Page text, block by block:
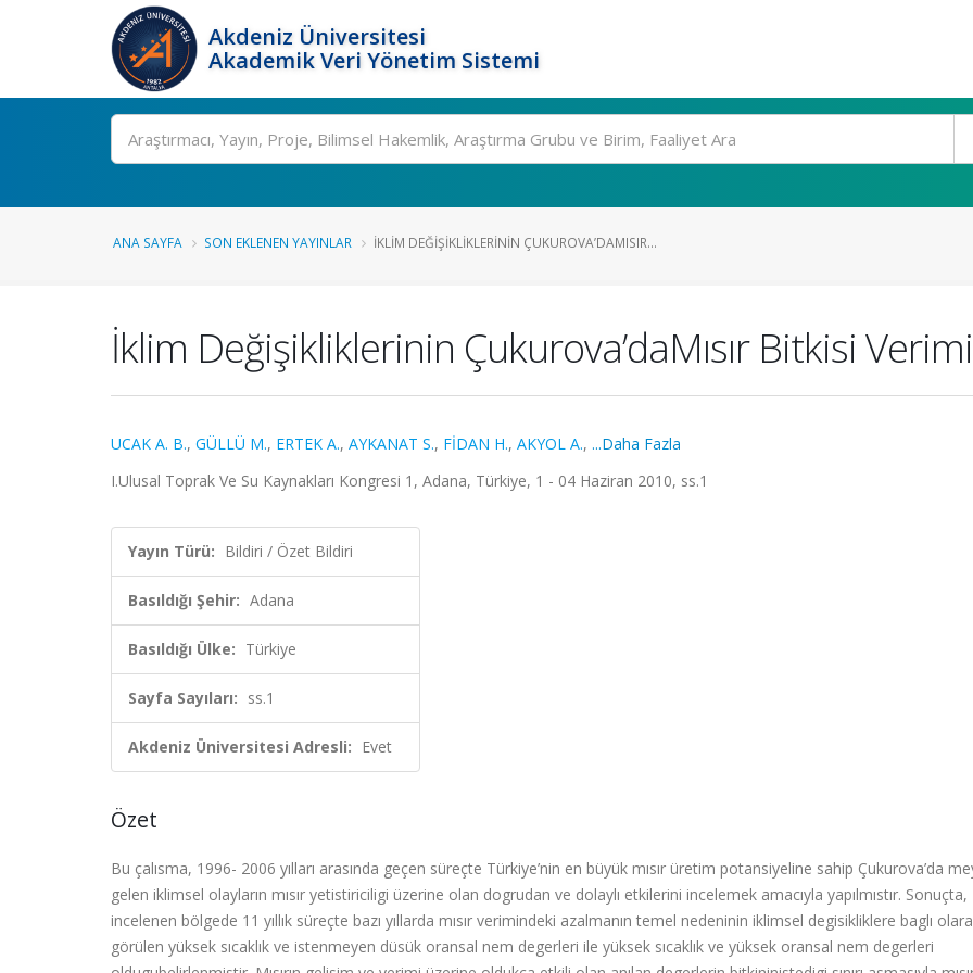
Akdeniz Üniversitesi
Akademik Veri Yönetim Sistemi
Ara
ANA SAYFA SON EKLENEN YAYINLAR İKLIM DEĞIŞIKLIKLERININ ÇUKUROVA’DAMISIR...
İklim Değişikliklerinin Çukurova’daMısır Bitkisi
UCAK A. B., GÜLLÜ M., ERTEK A., AYKANAT S., FİDAN H., AKYOL A., ...Daha Fazla
I.Ulusal Toprak Ve Su Kaynakları Kongresi 1, Adana, Türkiye, 1 - 04 Haziran 2010, ss.1
Yayın Türü: Bildiri / Özet Bildiri
Basıldığı Şehir: Adana
Basıldığı Ülke: Türkiye
Sayfa Sayıları: ss.1
Akdeniz Üniversitesi Adresli: Evet
Özet
Bu çalısma, 1996- 2006 yılları arasında geçen süreçte Türkiye’nin en büyük mısır üretim potansiyeline sahip Çukurova’da
gelen iklimsel olayların mısır yetistiriciligi üzerine olan dogrudan ve dolaylı etkilerini incelemek amacıyla yapılmıstır. Sonuçta,
incelenen bölgede 11 yıllık süreçte bazı yıllarda mısır verimindeki azalmanın temel nedeninin iklimsel degisikliklere baglı
görülen yüksek sıcaklık ve istenmeyen düsük oransal nem degerleri ile yüksek sıcaklık ve yüksek oransal nem degerleri